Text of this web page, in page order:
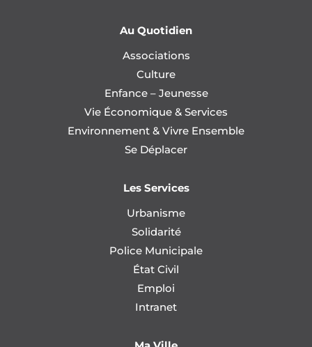
Au Quotidien
Associations
Culture
Enfance – Jeunesse
Vie Économique & Services
Environnement & Vivre Ensemble
Se Déplacer
Les Services
Urbanisme
Solidarité
Police Municipale
État Civil
Emploi
Intranet